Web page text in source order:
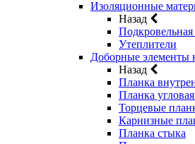
Изоляционные
Назад
Подкровельная
Утеплители
Доборные элементы
Назад
Планка
Планка
Торцевые
Карнизные
Планка стыка